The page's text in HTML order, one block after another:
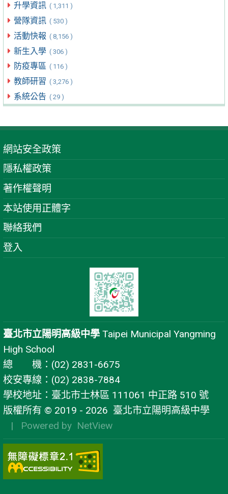
升學資訊 ( 1,311 )
營隊資訊 ( 530 )
活動快報 ( 8,156 )
新生入學 ( 306 )
防疫專區 ( 116 )
教師研習 ( 3,276 )
系統公告 ( 29 )
網站安全政策
隱私權政策
著作權聲明
本站使用正體字
聯絡我們
登入
臺北市立陽明高級中學 Taipei Municipal Yangming
High School
總 機：(02) 2831-6675
校安專線：(02) 2838-7884
學校地址：臺北市士林區 111061 中正路 510 號
版權所有 © 2019 - 2026 臺北市立陽明高級中學
| Powered by NetView